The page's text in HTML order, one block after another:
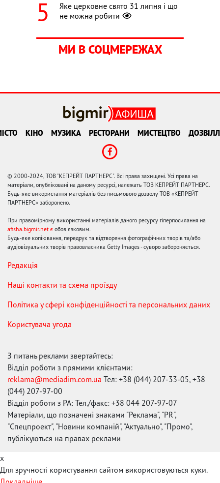
Яке церковне свято 31 липня і що
не можна робити
МИ В СОЦМЕРЕЖАХ
КІНО МУЗИКА РЕСТОРАНИ МИСТЕЦТВО
© 2000-2024, ТОВ "КЕПРЕЙТ ПАРТНЕРС". Всі права захищені. Усі права на
матеріали, опубліковані на даному ресурсі, належать ТОВ КЕПРЕЙТ ПАРТНЕРС.
Будь-яке використання матеріалів без письмового дозволу ТОВ «КЕПРЕЙТ
ПАРТНЕРС» заборонено.
При правомірному використанні матеріалів даного ресурсу гіперпосилання на
afisha.bigmir.net є обов'язковим.
Будь-яке копіювання, передрук та відтворення фотографічних творів та/або
аудіовізуальних творів правовласника Getty Images - суворо забороняється.
Редакція
Наші контакти та схема проїзду
Політика у сфері конфіденційності та персональних даних
Користувача угода
З питань реклами звертайтесь:
Відділ роботи з прямими клієнтами:
reklama@mediadim.com.ua Тел: +38 (044) 207-33-05, +38
(044) 207-97-00
Відділ роботи з РА: Тел./факс: +38 044 207-97-07
Матеріали, що позначені знаками "Реклама", "PR",
"Спецпроект", "Новини компаній", "Актуально", "Промо",
публікуються на правах реклами
x
Для зручності користування сайтом використовуються куки.